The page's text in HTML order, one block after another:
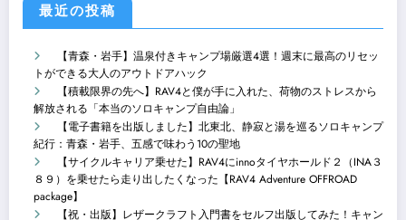
最近の投稿
【青森・岩手】温泉付きキャンプ場厳選4選！週末に最高のリセッ
トができる大人のアウトドアハック
【積載限界の先へ】RAV4と僕が手に入れた、荷物のストレスから
解放される「本当のソロキャンプ自由論」
【電子書籍を出版しました】北東北、静寂と湯を巡るソロキャンプ
紀行：青森・岩手、五感で味わう10の聖地
【サイクルキャリア乗せた】RAV4にinnoタイヤホールド２（INA３
８９）を乗せたら走り出したくなった【RAV4 Adventure OFFROAD
package】
【祝・出版】レザークラフト入門書をセルフ出版してみた！キャン